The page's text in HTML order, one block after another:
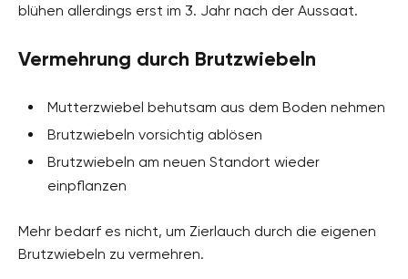
blühen allerdings erst im 3. Jahr nach der Aussaat.
Vermehrung durch Brutzwiebeln
Mutterzwiebel behutsam aus dem Boden nehmen
Brutzwiebeln vorsichtig ablösen
Brutzwiebeln am neuen Standort wieder
einpflanzen
Mehr bedarf es nicht, um Zierlauch durch die eigenen
Brutzwiebeln zu vermehren.